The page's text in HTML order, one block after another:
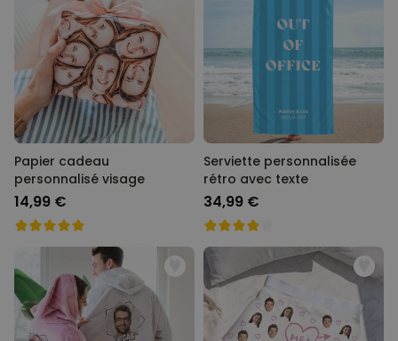
Papier cadeau
personnalisé visage
14,99 €
Serviette personnalisée
rétro avec texte
34,99 €